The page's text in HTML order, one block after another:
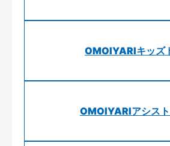
OMOIYARIキッズ
OMOIYARIアシス